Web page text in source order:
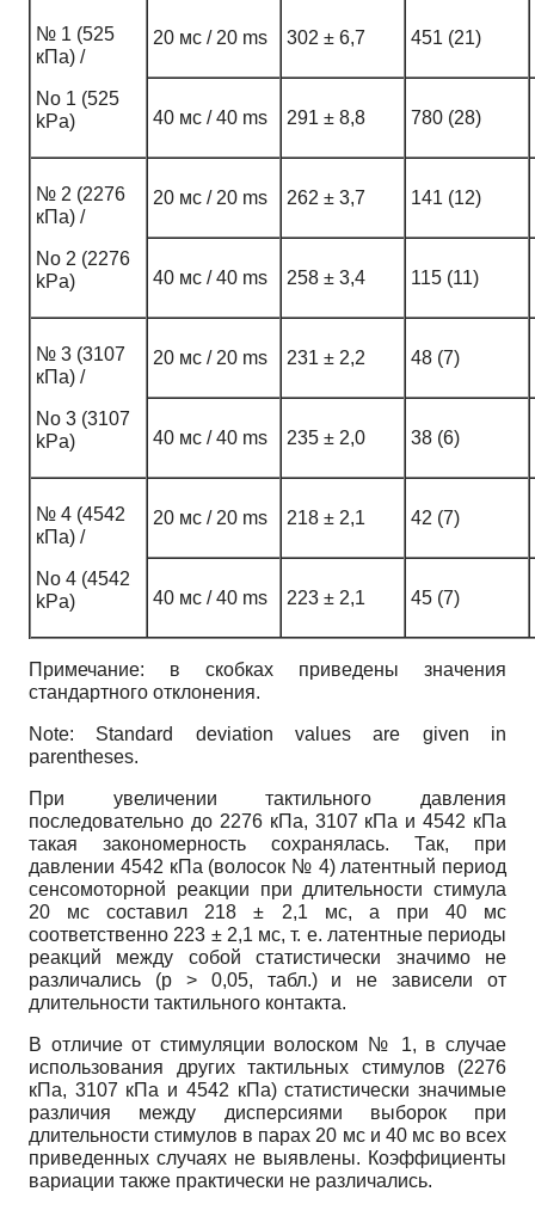
№ 1 (525
кПа) /
No 1 (525
kPa)
20 мс / 20 ms 302 ± 6,7 451 (21)
40 мс / 40 ms 291 ± 8,8 780 (28)
№ 2 (2276
кПа) /
No 2 (2276
kPa)
20 мс / 20 ms 262 ± 3,7 141 (12)
40 мс / 40 ms 258 ± 3,4 115 (11)
№ 3 (3107
кПа) /
No 3 (3107
kPa)
20 мс / 20 ms 231 ± 2,2 48 (7)
40 мс / 40 ms 235 ± 2,0 38 (6)
№ 4 (4542
кПа) /
No 4 (4542
kPa)
20 мс / 20 ms 218 ± 2,1 42 (7)
40 мс / 40 ms 223 ± 2,1 45 (7)
Примечание: в скобках приведены значения
стандартного отклонения.
Note: Standard deviation values ​​are given in
parentheses.
При увеличении тактильного давления
последовательно до 2276 кПа, 3107 кПа и 4542 кПа
такая закономерность сохранялась. Так, при
давлении 4542 кПа (волосок № 4) латентный период
сенсомоторной реакции при длительности стимула
20 мс составил 218 ± 2,1 мс, а при 40 мс
соответственно 223 ± 2,1 мс, т. е. латентные периоды
реакций между собой статистически значимо не
различались (p > 0,05, табл.) и не зависели от
длительности тактильного контакта.
В отличие от стимуляции волоском № 1, в случае
использования других тактильных стимулов (2276
кПа, 3107 кПа и 4542 кПа) статистически значимые
различия между дисперсиями выборок при
длительности стимулов в парах 20 мс и 40 мс во всех
приведенных случаях не выявлены. Коэффициенты
вариации также практически не различались.